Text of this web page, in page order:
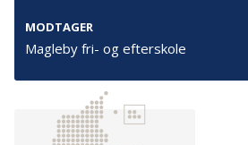
MODTAGER
Magleby fri- og efterskole
Tilmeld
Kontakt